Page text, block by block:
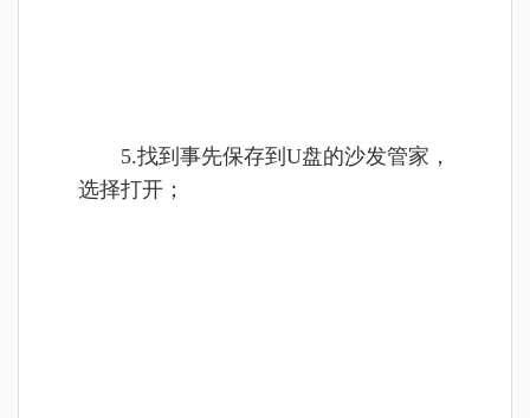
5.找到事先保存到U盘的沙发管家，
选择打开；